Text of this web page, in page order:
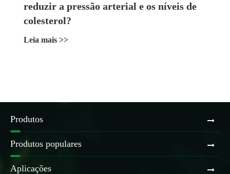
reduzir a pressão arterial e os níveis de
colesterol?
Leia mais >>
Produtos
Produtos populares
Aplicações